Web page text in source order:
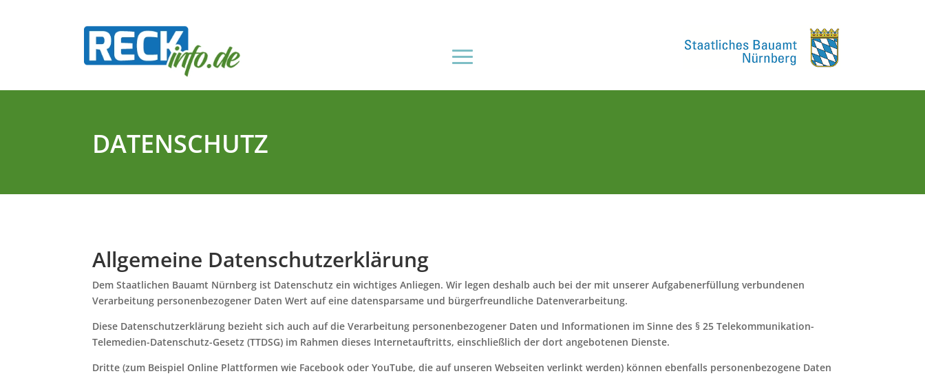
DATENSCHUTZ
Allgemeine Datenschutzerklärung
Dem Staatlichen Bauamt Nürnberg ist Datenschutz ein wichtiges Anliegen. Wir legen deshalb auch bei der mit unserer Aufgabenerfüllung verbundenen
Verarbeitung personenbezogener Daten Wert auf eine datensparsame und bürgerfreundliche Datenverarbeitung.
Diese Datenschutzerklärung bezieht sich auch auf die Verarbeitung personenbezogener Daten und Informationen im Sinne des § 25 Telekommunikation-
Telemedien-Datenschutz-Gesetz (TTDSG) im Rahmen dieses Internetauftritts, einschließlich der dort angebotenen Dienste.
Dritte (zum Beispiel Online Plattformen wie Facebook oder YouTube, die auf unseren Webseiten verlinkt werden) können ebenfalls personenbezogene Daten